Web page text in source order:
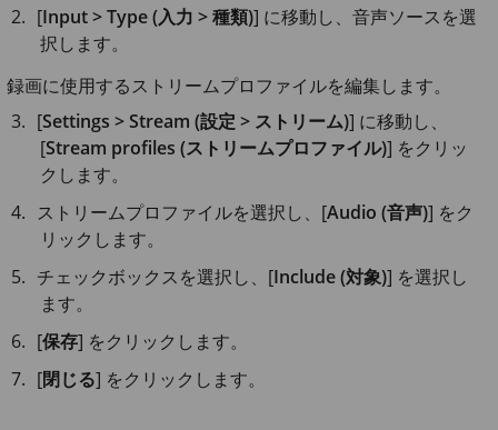
[Input > Type (入力 > 種類)] に移動し、音声ソースを選
択します。
録画に使用するストリームプロファイルを編集します。
[Settings > Stream (設定 > ストリーム)] に移動し、
[Stream profiles (ストリームプロファイル)] をクリッ
クします。
ストリームプロファイルを選択し、[Audio (音声)] をク
リックします。
チェックボックスを選択し、[Include (対象)] を選択し
ます。
[保存] をクリックします。
[閉じる] をクリックします。